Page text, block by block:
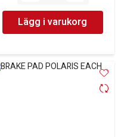
Lägg i varukorg